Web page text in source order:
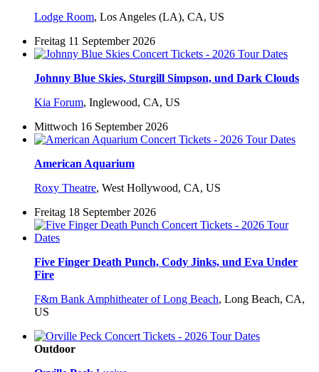
Lodge Room, Los Angeles (LA), CA, US
Freitag 11 September 2026
Johnny Blue Skies, Sturgill Simpson, und Dark Clouds
Kia Forum, Inglewood, CA, US
Mittwoch 16 September 2026
American Aquarium
Roxy Theatre, West Hollywood, CA, US
Freitag 18 September 2026
Five Finger Death Punch, Cody Jinks, und Eva Under
Fire
F&m Bank Amphitheater of Long Beach, Long Beach, CA,
US
Outdoor